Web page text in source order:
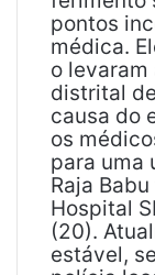
pontos
médica.
o levaram
distrital
causa do
os
para uma
Raja
Hospital
(20).
estável,